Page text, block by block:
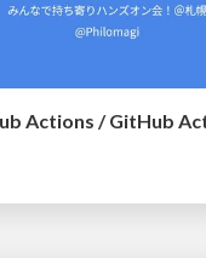
Actions / GitHub